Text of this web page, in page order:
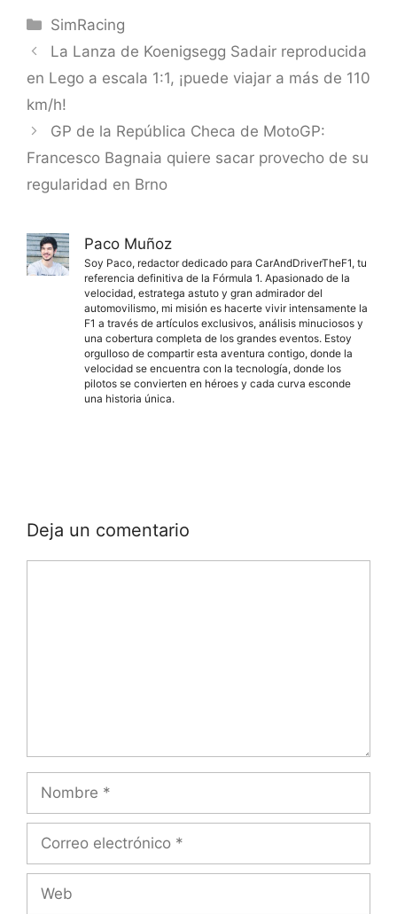
Categorías
SimRacing
La Lanza de Koenigsegg Sadair reproducida
en Lego a escala 1:1, ¡puede viajar a más de 110
km/h!
GP de la República Checa de MotoGP:
Francesco Bagnaia quiere sacar provecho de su
regularidad en Brno
Paco Muñoz
Soy Paco, redactor dedicado para CarAndDriverTheF1, tu
referencia definitiva de la Fórmula 1. Apasionado de la
velocidad, estratega astuto y gran admirador del
automovilismo, mi misión es hacerte vivir intensamente la
F1 a través de artículos exclusivos, análisis minuciosos y
una cobertura completa de los grandes eventos. Estoy
orgulloso de compartir esta aventura contigo, donde la
velocidad se encuentra con la tecnología, donde los
pilotos se convierten en héroes y cada curva esconde
una historia única.
Deja un comentario
Nombre
Correo
Web